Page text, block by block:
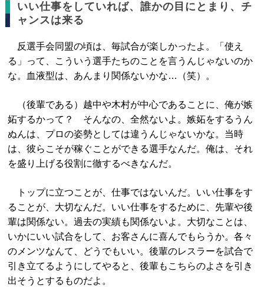
いい仕事をしていれば、誰かの目にとまり、チ
ャンスは来る
反選手会同盟の頃は、毎試合が楽しかったよ。「使え
る」って、こういう選手たちのことを言うんじゃないのか
な。血液型は、あんまり関係ないかな…（笑）。
（後輩である）越中や木村が中心であることに、俺が嫉
妬するかって？ そんなの、全然ないよ。嫉妬をするうん
ぬんは、プロの姿勢としては違うんじゃないかな。当時
は、彼らこそが稼ぐことができる選手なんだ。俺は、それ
を盛り上げる役割に徹するべきなんだ。
トップに立つことが、仕事ではないんだ。いい仕事をす
ることが、大切なんだ。いい仕事をするために、先輩や後
輩は関係ない。過去の実績も関係ないよ。大切なことは、
いかにいい試合をして、お客さんに喜んでもらうか。各々
のメンツなんて、どうでもいい。後輩のレスラーを試合で
引き立てるようにしてやると、後輩もこちらのよさを引き
出そうとするものだよ。